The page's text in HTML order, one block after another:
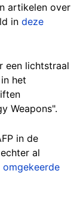
artikelen over
in deze
een lichtstraal
in het
Weapons".
in de
al
omgekeerde